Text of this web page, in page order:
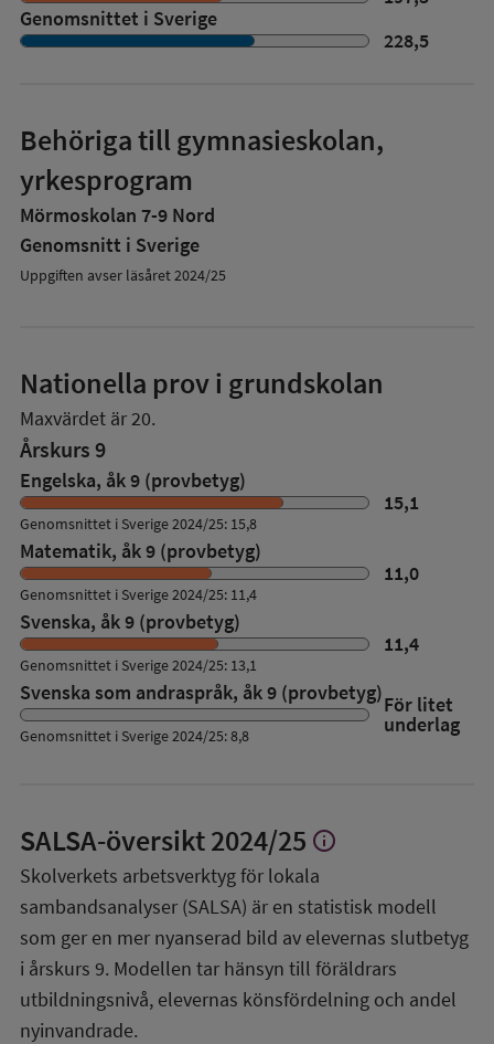
Genomsnittet i Sverige
228,5
Behöriga till gymnasieskolan,
yrkesprogram
Mörmoskolan 7-9 Nord
Genomsnitt i Sverige
Uppgiften avser läsåret 2024/25
Nationella prov i grundskolan
Maxvärdet är 20.
Årskurs 9
Engelska, åk 9 (provbetyg)
15,1
Genomsnittet i Sverige 2024/25: 15,8
Matematik, åk 9 (provbetyg)
11,0
Genomsnittet i Sverige 2024/25: 11,4
Svenska, åk 9 (provbetyg)
11,4
Genomsnittet i Sverige 2024/25: 13,1
Svenska som andraspråk, åk 9 (provbetyg)För litet
underlag
Genomsnittet i Sverige 2024/25: 8,8
SALSA-översikt2024/25 Visa
om
SALSA-
översikt
info
Skolverkets arbetsverktyg för lokala
sambandsanalyser (SALSA) är en statistisk modell
som ger en mer nyanserad bild av elevernas slutbetyg
i årskurs 9. Modellen tar hänsyn till föräldrars
utbildningsnivå, elevernas könsfördelning och andel
nyinvandrade.